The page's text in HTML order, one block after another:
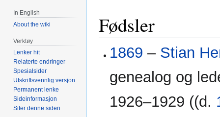
Fødsler
1869 – Stian
genealog og
1926–1929 ((d.
In English
About the wiki
Verktøy
Lenker hit
Relaterte endringer
Spesialsider
Utskriftsvennlig versjon
Permanent lenke
Sideinformasjon
Siter denne siden